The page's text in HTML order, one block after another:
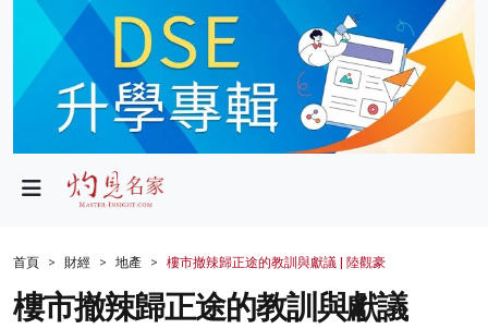
政局
財經
生活
首頁 財經 地產 樓市撤辣歸正途的教訓與獻議 | 陸觀豪
樓市撤辣歸正途的教訓與獻議